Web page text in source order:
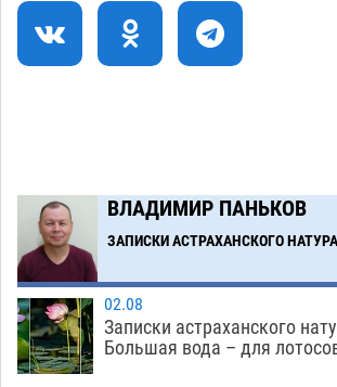
земельного массива для
14:44
Астраханские кутилы сменили
на полицейские дежурки
ВЛАДИМИР ПАНЬКОВ
ЗАПИСКИ АСТРАХАНСКОГО
02.08
Записки астраханского
Большая вода – для